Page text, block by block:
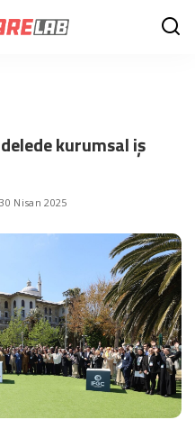
kurumsal iş
30 Nisan 2025